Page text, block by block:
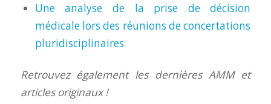
Une analyse de la prise de décision
médicale lors des réunions de concertations
pluridisciplinaires
Retrouvez également les dernières AMM et
articles originaux !